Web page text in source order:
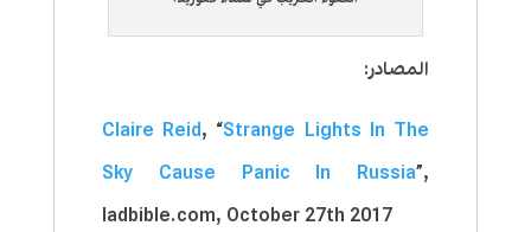
المصادر:
Claire Reid, “Strange Lights In The
Sky Cause Panic In Russia”,
ladbible.com, October 27th 2017